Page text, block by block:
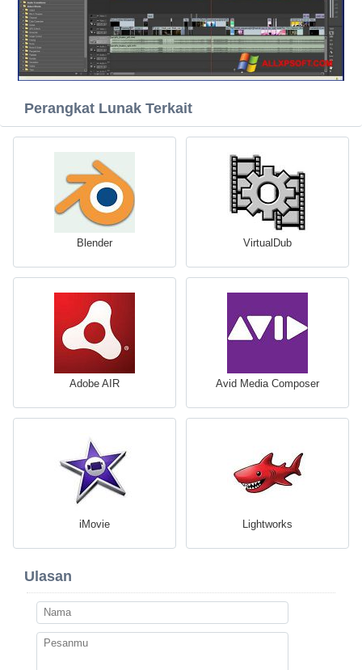
Perangkat Lunak Terkait
Blender VirtualDub
Adobe AIR Avid Media Composer
iMovie Lightworks
Ulasan